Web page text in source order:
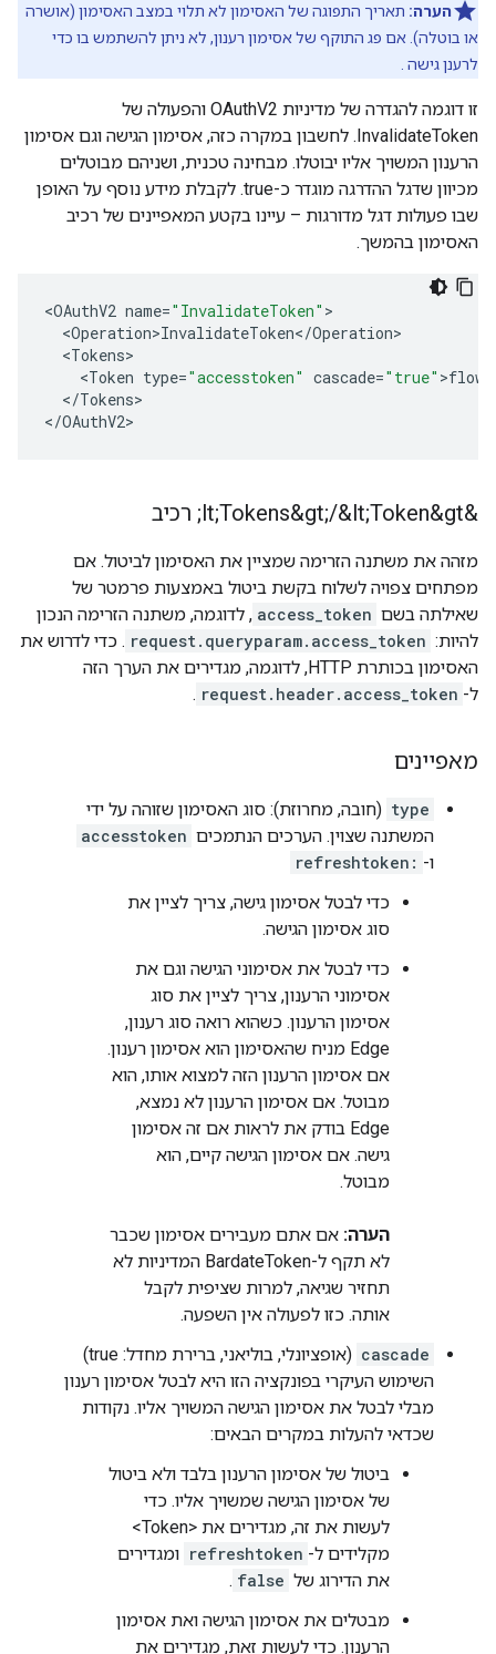
הערה: תאריך התפוגה של האסימון לא תלוי במצב האסימון (אושרה
או בוטלה). אם פג התוקף של אסימון רענון, לא ניתן להשתמש בו כדי
לרענן גישה .
זו דוגמה להגדרה של מדיניות OAuthV2 והפעולה של
InvalidateToken. לחשבון במקרה כזה, אסימון הגישה וגם אסימון
הרענון המשויך אליו יבוטלו. מבחינה טכנית, ושניהם מבוטלים
מכיוון שדגל ההדרגה מוגדר כ-true. לקבלת מידע נוסף על האופן
שבו פעולות דגל מדורגות – עיינו בקטע המאפיינים של רכיב
האסימון בהמשך.
<OAuthV2 name="InvalidateToken"
<Operation>InvalidateToken</Operation
<Tokens
<Token type="accesstoken" cascade="true" >flow
</Tokens>
</OAuthV2>
&lt;Tokens&gt;
/&lt;Token&gt; רכיב
מזהה את משתנה הזרימה שמציין את האסימון לביטול. אם
מפתחים צפויה לשלוח בקשת ביטול באמצעות פרמטר של
שאילתה בשם access_token , לדוגמה, משתנה הזרימה הנכון
להיות: request.queryparam.access_token . כדי לדרוש את
האסימון בכותרת HTTP, לדוגמה, מגדירים את הערך הזה
ל- request.header.access_token
.
מאפיינים
type (חובה, מחרוזת): סוג האסימון שזוהה על ידי
המשתנה שצוין. הערכים הנתמכים accesstoken
ו- refreshtoken:
כדי לבטל אסימון גישה, צריך לציין את
סוג אסימון הגישה.
כדי לבטל את אסימוני הגישה וגם את
אסימוני הרענון, צריך לציין את סוג
אסימון הרענון. כשהוא רואה סוג רענון,
Edge מניח שהאסימון הוא אסימון רענון.
אם אסימון הרענון הזה למצוא אותו, הוא
מבוטל. אם אסימון הרענון לא נמצא,
Edge בודק את לראות אם זה אסימון
גישה. אם אסימון הגישה קיים, הוא
מבוטל.
הערה: אם אתם מעבירים אסימון שכבר
לא תקף ל-BardateToken המדיניות לא
תחזיר שגיאה, למרות שציפית לקבל
אותה. כזו לפעולה אין השפעה.
cascade
(אופציונלי, בוליאני, ברירת מחדל: true)
השימוש העיקרי בפונקציה הזו היא לבטל אסימון רענון
מבלי לבטל את אסימון הגישה המשויך אליו. נקודות
שכדאי להעלות במקרים הבאים:
ביטול של אסימון הרענון בלבד ולא ביטול
של אסימון הגישה שמשויך אליו. כדי
לעשות את זה, מגדירים את <Token>
מקלידים ל- refreshtoken ומגדירים
את הדירוג של false
.
מבטלים את אסימון הגישה ואת אסימון
הרענון. כדי לעשות זאת, מגדירים את